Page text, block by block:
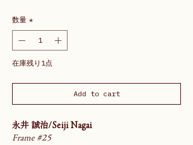
数量 *
在庫残り1点
Add to cart
永井 誠治/Seiji Nagai
Frame #25